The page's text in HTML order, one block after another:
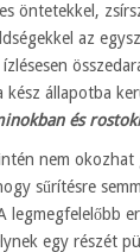
öntetekkel,
az
kész állapotba
és
nem okozhat
sűrítésre
legmegfelelőbb
egy részét